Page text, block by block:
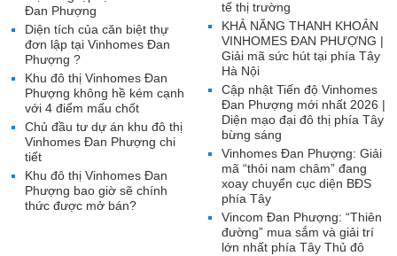
tế thị trường
KHẢ NĂNG THANH KHOẢN
VINHOMES ĐAN PHƯỢNG |
Giải mã sức hút tại phía Tây
Hà Nội
Cập nhật Tiến độ Vinhomes
Đan Phượng mới nhất 2026 |
Diện mạo đại đô thị phía Tây
bừng sáng
Vinhomes Đan Phượng: Giải
mã “thỏi nam châm” đang
xoay chuyển cục diện BĐS
phía Tây
Vincom Đan Phượng: “Thiên
đường” mua sắm và giải trí
lớn nhất phía Tây Thủ đô
Đan Phượng
Diện tích của căn biệt thự
đơn lập tại Vinhomes Đan
Phượng ?
Khu đô thị Vinhomes Đan
Phượng không hề kém cạnh
với 4 điểm mấu chốt
Chủ đầu tư dự án khu đô thị
Vinhomes Đan Phượng chi
tiết
Khu đô thị Vinhomes Đan
Phượng bao giờ sẽ chính
thức được mở bán?